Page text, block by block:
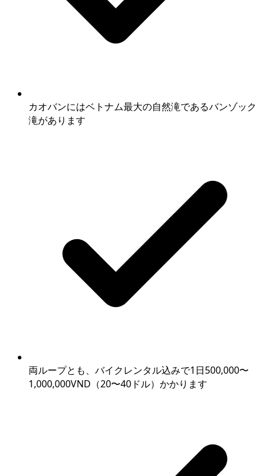
カオバンにはベトナム最大の自然滝であるバンゾック
滝があります
両ループとも、バイクレンタル込みで1日500,000〜
1,000,000VND（20〜40ドル）かかります